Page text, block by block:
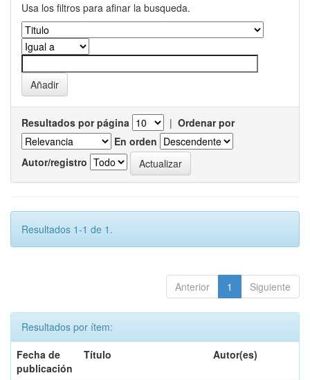
Usa los filtros para afinar la busqueda.
Resultados por página | Ordenar por
En orden
Autor/registro
Resultados 1-1 de 1.
Anterior 1 Siguiente
Resultados por ítem:
Fecha de
publicación
Título Autor(es)